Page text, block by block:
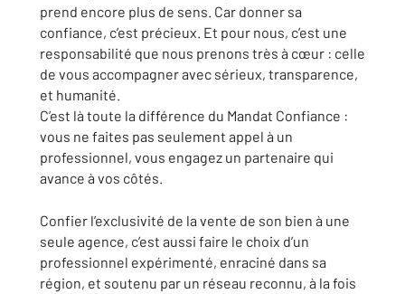
prend encore plus de sens. Car donner sa
confiance, c’est précieux. Et pour nous, c’est une
responsabilité que nous prenons très à cœur : celle
de vous accompagner avec sérieux, transparence,
et humanité.
C’est là toute la différence du Mandat Confiance :
vous ne faites pas seulement appel à un
professionnel, vous engagez un partenaire qui
avance à vos côtés.
Confier l’exclusivité de la vente de son bien à une
seule agence, c’est aussi faire le choix d’un
professionnel expérimenté, enraciné dans sa
région, et soutenu par un réseau reconnu, à la fois